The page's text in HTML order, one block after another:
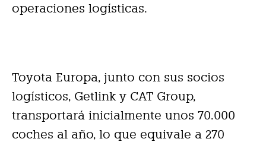
operaciones logísticas.
Toyota Europa, junto con sus socios
logísticos, Getlink y CAT Group,
transportará inicialmente unos 70.000
coches al año, lo que equivale a 270